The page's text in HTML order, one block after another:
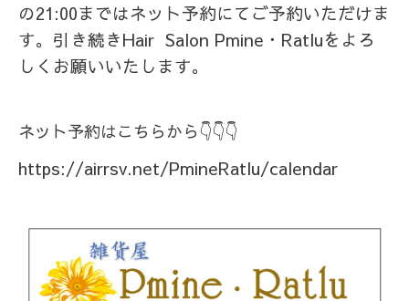
の21:00まではネット予約にてご予約いただけま
す。引き続きHair Salon Pmine・Ratluをよろ
しくお願いいたします。
ネット予約はこちらから👇👇👇
https://airrsv.net/PmineRatlu/calendar